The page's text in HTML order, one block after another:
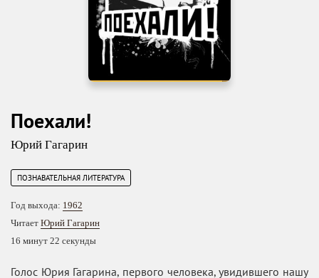
Поехали!
Юрий Гагарин
ПОЗНАВАТЕЛЬНАЯ ЛИТЕРАТУРА
Год выхода: 1962
Читает Юрий Гагарин
16 минут 22 секунды
Голос Юрия Гагарина, первого человека, увидившего нашу